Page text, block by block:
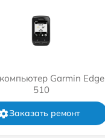
Garmin Edge
510
Заказать ремонт